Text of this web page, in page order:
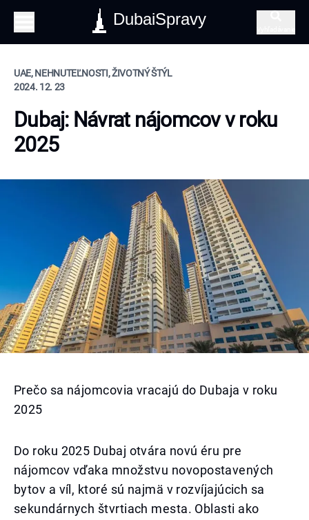
DubaiSpravy
UAE, NEHNUTEĽNOSTI, ŽIVOTNÝ ŠTÝL
2024. 12. 23
Dubaj: Návrat nájomcov v roku
2025
Prečo sa nájomcovia vracajú do Dubaja v roku
2025
Do roku 2025 Dubaj otvára novú éru pre
nájomcov vďaka množstvu novopostavených
bytov a víl, ktoré sú najmä v rozvíjajúcich sa
sekundárnych štvrtiach mesta. Oblasti ako